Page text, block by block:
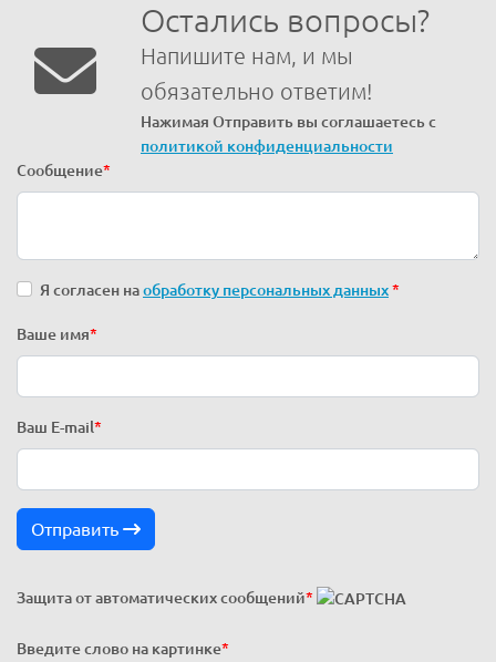
Остались вопросы?
Напишите нам, и мы
обязательно ответим!
Нажимая Отправить вы соглашаетесь с
политикой конфиденциальности
Сообщение*
Я согласен наобработку персональных данных*
Ваше имя*
Ваш E-mail *
Отправить
Защита от автоматических сообщений*
Введите слово на картинке*